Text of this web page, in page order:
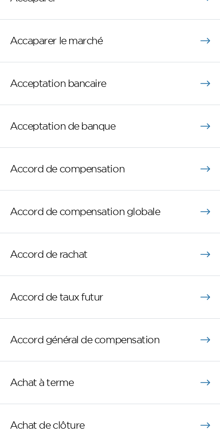
Accaparer le marché
Acceptation bancaire
Acceptation de banque
Accord de compensation
Accord de compensation globale
Accord de rachat
Accord de taux futur
Accord général de compensation
Achat à terme
Achat de clôture